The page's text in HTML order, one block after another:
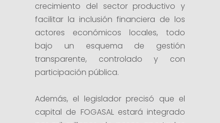
crecimiento del sector productivo y
facilitar la inclusión financiera de los
actores económicos locales, todo
bajo un esquema de gestión
transparente, controlado y con
participación pública.
Además, el legislador precisó que el
capital de FOGASAL estará integrado